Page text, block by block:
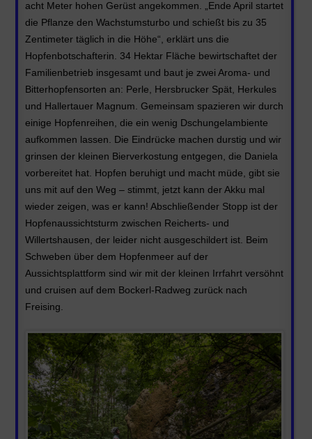
acht Meter hohen Gerüst angekommen. „Ende April startet
die Pflanze den Wachstumsturbo und schießt bis zu 35
Zentimeter täglich in die Höhe“, erklärt uns die
Hopfenbotschafterin. 34 Hektar Fläche bewirtschaftet der
Familienbetrieb insgesamt und baut je zwei Aroma- und
Bitterhopfensorten an: Perle, Hersbrucker Spät, Herkules
und Hallertauer Magnum. Gemeinsam spazieren wir durch
einige Hopfenreihen, die ein wenig Dschungelambiente
aufkommen lassen. Die Eindrücke machen durstig und wir
grinsen der kleinen Bierverkostung entgegen, die Daniela
vorbereitet hat. Hopfen beruhigt und macht müde, gibt sie
uns mit auf den Weg – stimmt, jetzt kann der Akku mal
wieder zeigen, was er kann! Abschließender Stopp ist der
Hopfenaussichtsturm zwischen Reicherts- und
Willertshausen, der leider nicht ausgeschildert ist. Beim
Schweben über dem Hopfenmeer auf der
Aussichtsplattform sind wir mit der kleinen Irrfahrt versöhnt
und cruisen auf dem Bockerl-Radweg zurück nach
Freising.